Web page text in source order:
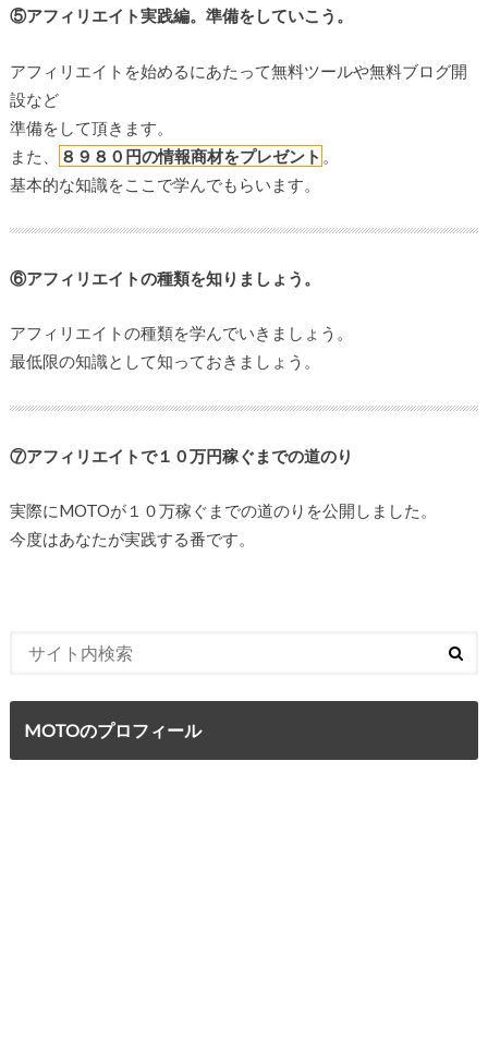
⑤アフィリエイト実践編。準備をしていこう。
アフィリエイトを始めるにあたって無料ツールや無料ブログ開
設など
準備をして頂きます。
また、
８９８０円の情報商材をプレゼント
基本的な知識をここで学んでもらいます。
⑥アフィリエイトの種類を知りましょう。
アフィリエイトの種類を学んでいきましょう。
最低限の知識として知っておきましょう。
⑦アフィリエイトで１０万円稼ぐまでの道のり
実際にMOTOが１０万稼ぐまでの道のりを公開しました。
今度はあなたが実践する番です。
MOTOのプロフィール